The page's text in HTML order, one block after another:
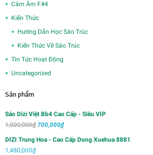
Cảm Âm F#4
Kiến Thức
Hướng Dẫn Học Sáo Trúc
Kiến Thức Về Sáo Trúc
Tin Tức Hoạt Động
Uncategorized
Sản phẩm
Sáo Dizi Việt Bb4 Cao Cấp - Siêu VIP
1,000,000₫ Giá
700,000₫Giá
hiện
DIZI Trung Hoa - Cao Cấp Dong Xuehua 8881
1,480,000₫